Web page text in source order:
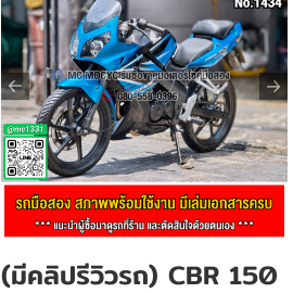
(มีคลิปรีวิวรถ) CBR 150